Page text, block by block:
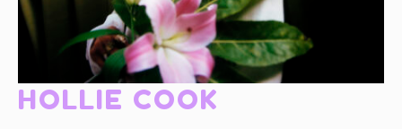
HOLLIE COOK